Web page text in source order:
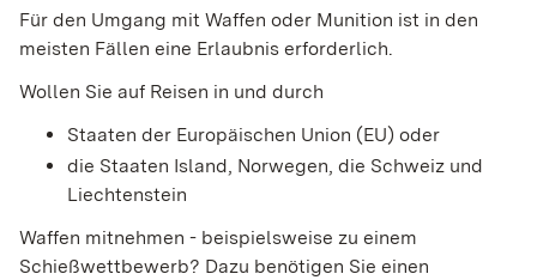
Für den Umgang mit Waffen oder Munition ist in den
meisten Fällen eine Erlaubnis erforderlich.
Wollen Sie auf Reisen in und durch
Staaten der Europäischen Union (EU) oder
die Staaten Island, Norwegen, die Schweiz und
Liechtenstein
Waffen mitnehmen - beispielsweise zu einem
Schießwettbewerb? Dazu benötigen Sie einen